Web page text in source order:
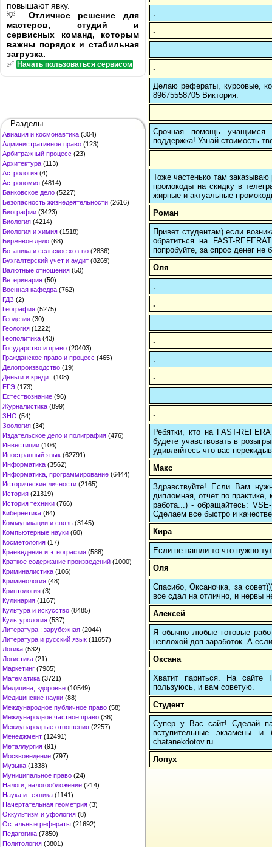
повышают явку.
💡 Отличное решение для
мастеров, студий и
сервисных команд, которым
важны порядок и стабильная
загрузка.
✅ Начать пользоваться сервисом
Разделы
Авиация и космонавтика (304)
Административное право (123)
Арбитражный процесс (23)
Архитектура (113)
Астрология (4)
Астрономия (4814)
Банковское дело (5227)
Безопасность жизнедеятельности (2616)
Биографии (3423)
Биология (4214)
Биология и химия (1518)
Биржевое дело (68)
Ботаника и сельское хоз-во (2836)
Бухгалтерский учет и аудит (8269)
Валютные отношения (50)
Ветеринария (50)
Военная кафедра (762)
ГДЗ (2)
География (5275)
Геодезия (30)
Геология (1222)
Геополитика (43)
Государство и право (20403)
Гражданское право и процесс (465)
Делопроизводство (19)
Деньги и кредит (108)
ЕГЭ (173)
Естествознание (96)
Журналистика (899)
ЗНО (54)
Зоология (34)
Издательское дело и полиграфия (476)
Инвестиции (106)
Иностранный язык (62791)
Информатика (3562)
Информатика, программирование (6444)
Исторические личности (2165)
История (21319)
История техники (766)
Кибернетика (64)
Коммуникации и связь (3145)
Компьютерные науки (60)
Косметология (17)
Краеведение и этнография (588)
Краткое содержание произведений (1000)
Криминалистика (106)
Криминология (48)
Криптология (3)
Кулинария (1167)
Культура и искусство (8485)
Культурология (537)
Литература : зарубежная (2044)
Литература и русский язык (11657)
Логика (532)
Логистика (21)
Маркетинг (7985)
Математика (3721)
Медицина, здоровье (10549)
Медицинские науки (88)
Международное публичное право (58)
Международное частное право (36)
Международные отношения (2257)
Менеджмент (12491)
Металлургия (91)
Москвоведение (797)
Музыка (1338)
Муниципальное право (24)
Налоги, налогообложение (214)
Наука и техника (1141)
Начертательная геометрия (3)
Оккультизм и уфология (8)
Остальные рефераты (21692)
Педагогика (7850)
Политология (3801)
.
.
Делаю рефераты, курсовые,
89675558705 Виктория.
Срочная помощь учащимся в
поддержка! Узнай стоимость
Тоже частенько там
промокоды на скидку в
жирные и актуальные
Роман
Привет студентам) если
обратиться на FAST-
попробуйте, за спрос денег не
Оля
.
.
.
.
Ребятки, кто на FAST-
будете учавствовать в
удивляйтесь что вас
Макс
Здравствуйте! Если Вам
дипломная, отчет по
работа...) - обращайтесь:
Сделаем все быстро и
Кира
Если не нашли то что нужно
Оля
Спасибо, Оксаночка, за
все сдал на отлично, и нервы
Алексей
Я обычно любые готовые
неплохой доп.заработок. А
Оксана
Хватит париться. На
пользуюсь, и вам советую.
Студент
Супер у Вас сайт! Сделай
вступительные экзамены
chatanekdotov.ru
Лопух